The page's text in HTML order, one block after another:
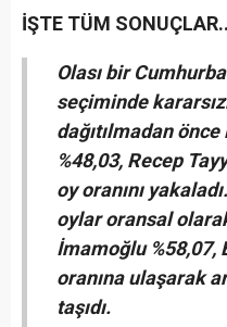
İŞTE TÜM
Olası bir
seçiminde
dağıtılmadan
%48,03, Recep
oy oranını
oylar oransal
İmamoğlu %58,07,
oranına ulaşarak
taşıdı.